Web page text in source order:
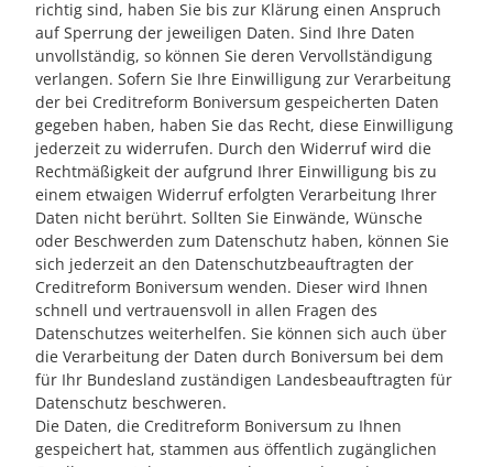
richtig sind, haben Sie bis zur Klärung einen Anspruch
auf Sperrung der jeweiligen Daten. Sind Ihre Daten
unvollständig, so können Sie deren Vervollständigung
verlangen. Sofern Sie Ihre Einwilligung zur Verarbeitung
der bei Creditreform Boniversum gespeicherten Daten
gegeben haben, haben Sie das Recht, diese Einwilligung
jederzeit zu widerrufen. Durch den Widerruf wird die
Rechtmäßigkeit der aufgrund Ihrer Einwilligung bis zu
einem etwaigen Widerruf erfolgten Verarbeitung Ihrer
Daten nicht berührt. Sollten Sie Einwände, Wünsche
oder Beschwerden zum Datenschutz haben, können Sie
sich jederzeit an den Datenschutzbeauftragten der
Creditreform Boniversum wenden. Dieser wird Ihnen
schnell und vertrauensvoll in allen Fragen des
Datenschutzes weiterhelfen. Sie können sich auch über
die Verarbeitung der Daten durch Boniversum bei dem
für Ihr Bundesland zuständigen Landesbeauftragten für
Datenschutz beschweren.
Die Daten, die Creditreform Boniversum zu Ihnen
gespeichert hat, stammen aus öffentlich zugänglichen